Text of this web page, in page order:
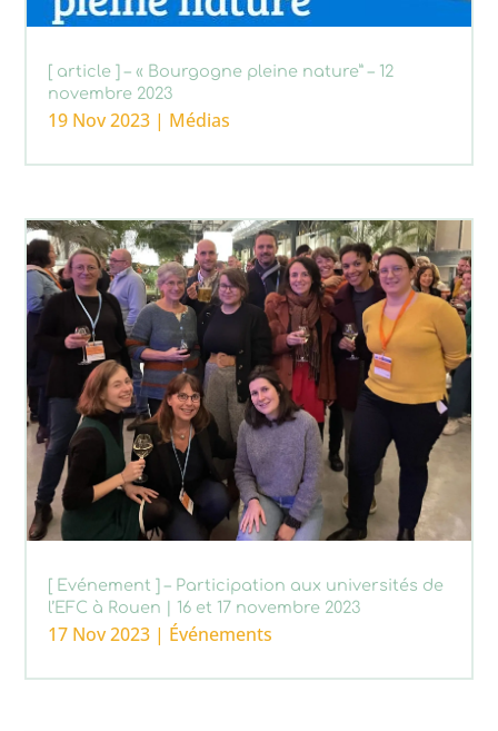
[ article ] – « Bourgogne pleine nature” – 12
novembre 2023
19 Nov 2023 | Médias
[ Evénement ] – Participation aux universités de
l’EFC à Rouen | 16 et 17 novembre 2023
17 Nov 2023 | Événements